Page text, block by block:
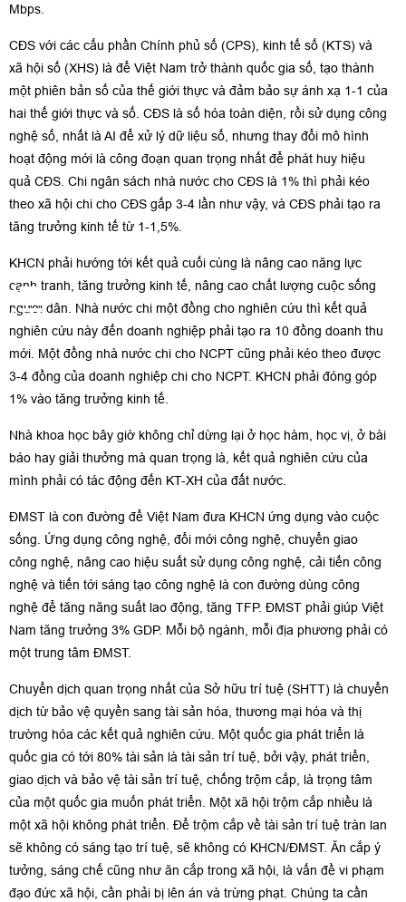
Mbps.
CĐS với các cấu phần Chính phủ số (CPS), kinh tế số (KTS) và
xã hội số (XHS) là để Việt Nam trở thành quốc gia số, tạo thành
một phiên bản số của thế giới thực và đảm bảo sự ánh xạ 1-1 của
hai thế giới thực và số. CĐS là số hóa toàn diện, rồi sử dụng công
nghệ số, nhất là AI để xử lý dữ liệu số, nhưng thay đổi mô hình
hoạt động mới là công đoạn quan trọng nhất để phát huy hiệu
quả CĐS. Chi ngân sách nhà nước cho CĐS là 1% thì phải kéo
theo xã hội chi cho CĐS gấp 3-4 lần như vậy, và CĐS phải tạo ra
tăng trưởng kinh tế từ 1-1,5%.
KHCN phải hướng tới kết quả cuối cùng là nâng cao năng lực
cạnh tranh, tăng trưởng kinh tế, nâng cao chất lượng cuộc sống
người dân. Nhà nước chi một đồng cho nghiên cứu thì kết quả
nghiên cứu này đến doanh nghiệp phải tạo ra 10 đồng doanh thu
mới. Một đồng nhà nước chi cho NCPT cũng phải kéo theo được
3-4 đồng của doanh nghiệp chi cho NCPT. KHCN phải đóng góp
1% vào tăng trưởng kinh tế.
Nhà khoa học bây giờ không chỉ dừng lại ở học hàm, học vị, ở bài
báo hay giải thưởng mà quan trọng là, kết quả nghiên cứu của
mình phải có tác động đến KT-XH của đất nước.
ĐMST là con đường để Việt Nam đưa KHCN ứng dụng vào cuộc
sống. Ứng dụng công nghệ, đổi mới công nghệ, chuyển giao
công nghệ, nâng cao hiệu suất sử dụng công nghệ, cải tiến công
nghệ và tiến tới sáng tạo công nghệ là con đường dùng công
nghệ để tăng năng suất lao động, tăng TFP. ĐMST phải giúp Việt
Nam tăng trưởng 3% GDP. Mỗi bộ ngành, mỗi địa phương phải có
một trung tâm ĐMST.
Chuyển dịch quan trọng nhất của Sở hữu trí tuệ (SHTT) là chuyển
dịch từ bảo vệ quyền sang tài sản hóa, thương mại hóa và thị
trường hóa các kết quả nghiên cứu. Một quốc gia phát triển là
quốc gia có tới 80% tài sản là tài sản trí tuệ, bởi vậy, phát triển,
giao dịch và bảo vệ tài sản trí tuệ, chống trộm cắp, là trọng tâm
của một quốc gia muốn phát triển. Một xã hội trộm cắp nhiều là
một xã hội không phát triển. Để trộm cắp về tài sản trí tuệ tràn lan
sẽ không có sáng tạo trí tuệ, sẽ không có KHCN/ĐMST. Ăn cắp ý
tưởng, sáng chế cũng như ăn cắp trong xã hội, là vấn đề vi phạm
đạo đức xã hội, cần phải bị lên án và trừng phạt. Chúng ta cần